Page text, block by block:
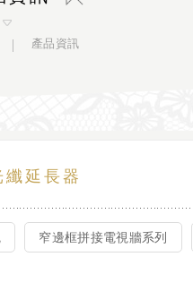
產品資訊
延長器
窄邊框拼接電視牆系列